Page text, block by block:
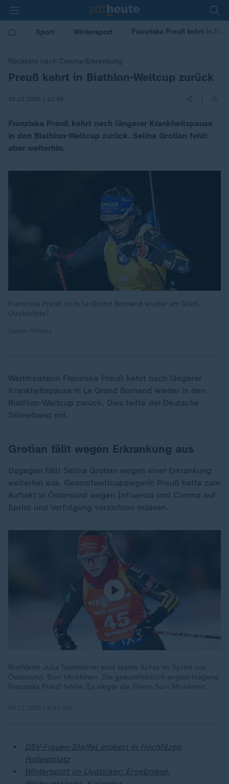
Sport Wintersport Franziska Preuß kehrt in
Rückkehr nach Corona-Erkrankung
:Preuß kehrt in Biathlon-Weltcup zurück
16.12.2025 | 12:56
Franziska Preuß kehrt nach längerer Krankheitspause
in den Biathlon-Weltcup zurück. Selina Grotian fehlt
aber weiterhin.
Franziska Preuß ist in Le Grand Bornand wieder am Start.
(Archivfoto)
Weltmeisterin Franziska Preuß kehrt nach längerer
Krankheitspause in Le Grand Bornand wieder in den
Biathlon-Weltcup zurück. Dies teilte der Deutsche
Skiverband mit.
Grotian fällt wegen Erkrankung aus
Dagegen fällt Selina Grotian wegen einer Erkrankung
weiterhin aus. Gesamtweltcupsiegerin Preuß hatte zum
Auftakt in Östersund wegen Influenza und Corona auf
Sprint und Verfolgung verzichten müssen.
Biathletin Julia Tannheimer wird starke Achte im Sprint von
Östersund. Suvi Minkkinen. Die gesundheitlich angeschlagene
Franziska Preuß fehlte. Es siegte die Finnin Suvi Minkkinen.
DSV-Frauen-Staffel erobert in Hochfilzen
Podestplatz
Wintersport im Liveticker: Ergebnisse,